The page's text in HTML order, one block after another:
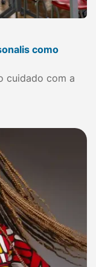
como
cuidado com a